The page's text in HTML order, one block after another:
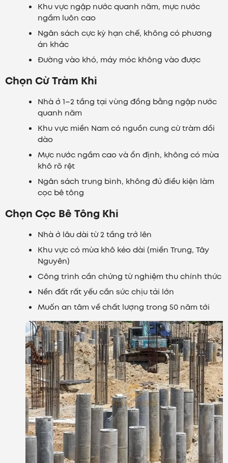
Khu vực ngập nước quanh năm, mực nước
ngầm luôn cao
Ngân sách cực kỳ hạn chế, không có phương
án khác
Đường vào khó, máy móc không vào được
Chọn Cừ Tràm Khi
Nhà ở 1–2 tầng tại vùng đồng bằng ngập nước
quanh năm
Khu vực miền Nam có nguồn cung cừ tràm dồi
dào
Mực nước ngầm cao và ổn định, không có mùa
khô rõ rệt
Ngân sách trung bình, không đủ điều kiện làm
cọc bê tông
Chọn Cọc Bê Tông Khi
Nhà ở lâu dài từ 2 tầng trở lên
Khu vực có mùa khô kéo dài (miền Trung, Tây
Nguyên)
Công trình cần chứng từ nghiệm thu chính thức
Nền đất rất yếu cần sức chịu tải lớn
Muốn an tâm về chất lượng trong 50 năm tới